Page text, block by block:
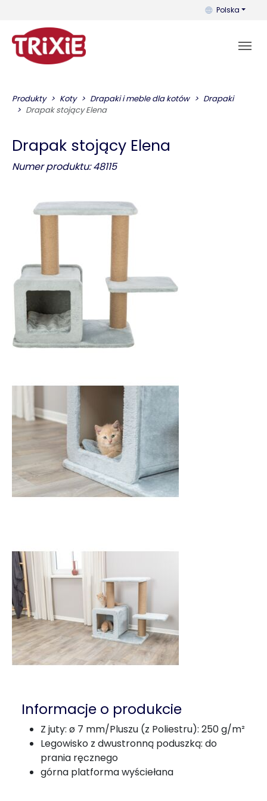
Możesz
Polska
Produkty Koty Drapaki i meble dla kotów
Drapaki
Drapak stojący Elena
Drapak stojący Elena
Numer produktu: 48115
Informacje o produkcie
Z juty: ø 7 mm/Pluszu (z Poliestru): 250 g/m²
Legowisko z dwustronną poduszką: do
prania ręcznego
górna platforma wyściełana